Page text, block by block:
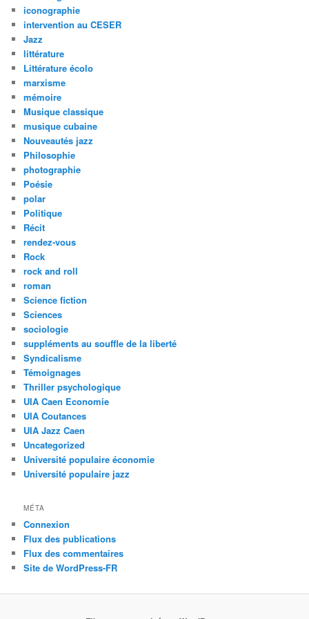
iconographie
intervention au CESER
Jazz
littérature
Littérature écolo
marxisme
mémoire
Musique classique
musique cubaine
Nouveautés jazz
Philosophie
photographie
Poésie
polar
Politique
Récit
rendez-vous
Rock
rock and roll
roman
Science fiction
Sciences
sociologie
suppléments au souffle de la liberté
Syndicalisme
Témoignages
Thriller psychologique
UIA Caen Economie
UIA Coutances
UIA Jazz Caen
Uncategorized
Université populaire économie
Université populaire jazz
MÉTA
Connexion
Flux des publications
Flux des commentaires
Site de WordPress-FR